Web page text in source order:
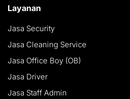
Layanan
Jasa Security
Jasa Cleaning Service
Jasa Office Boy (OB)
Jasa Driver
Jasa Staff Admin